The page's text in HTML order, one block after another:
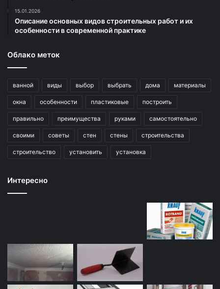
15.01.2026
Описание основных видов строительных работ и их
особенности в современной практике
Облако меток
ванной виды выбор выбрать дома материалы
окна особенности пластиковые построить
правильно преимущества руками самостоятельно
своими советы стен стены строительства
строительство установить установка
Интересно